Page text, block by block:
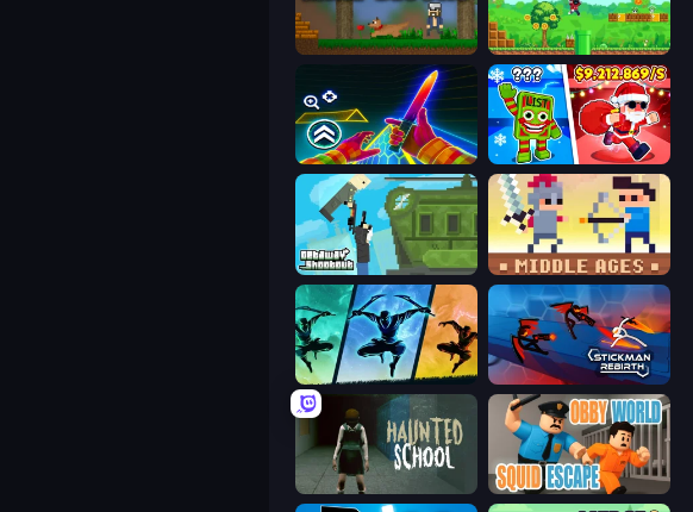
Mine Blocks Super Robo - Adventure
Surf GO Parkour Plants vs Brain Zombies
Getaway Shootout Castle Wars: Middle Ages
Shadow Ninja Revenge Stickman Rebirth
Haunted School